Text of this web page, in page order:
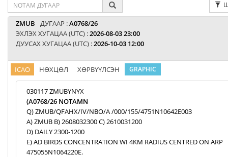
ZMUB ДУГААР :A0768/26
ЭХЛЭХ ХУГАЦАА (UTC) :2026-08-03 23:00
ДУУСАХ ХУГАЦАА (UTC) :2026-10-03 12:00
ICAO НӨХЦӨЛ ХӨРВҮҮЛСЭН GRAPHIC
030117 ZMUBYNYX
(A0768/26 NOTAMN
Q) ZMUB/QFAHX/IV/NBO/A /000/155/4751N10642E003
A) ZMUB B) 2608032300 C) 2610031200
D) DAILY 2300-1200
E) AD BIRDS CONCENTRATION WI 4KM RADIUS CENTRED ON ARP
475055N1064220E.